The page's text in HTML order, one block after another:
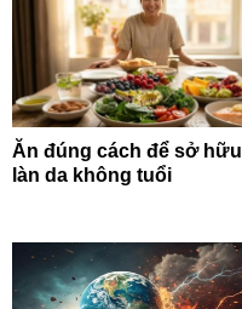
Ăn đúng cách để sở hữu
làn da không tuổi